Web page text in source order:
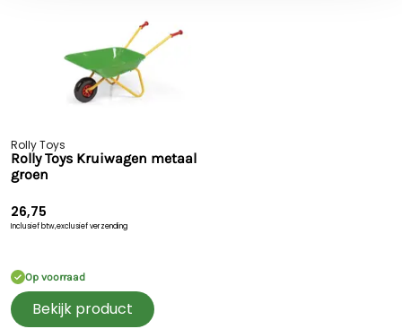
Rolly Toys
Rolly Toys Kruiwagen metaal
groen
26,75
Inclusief btw,exclusief verzending
Op voorraad
Bekijk product